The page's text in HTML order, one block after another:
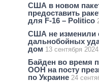
США в новом
предоставить
для F-16 – Politico
США не изменили
дальнобойных
дом 13 сентября
Байден во время
ООН на посту
по Украине 24